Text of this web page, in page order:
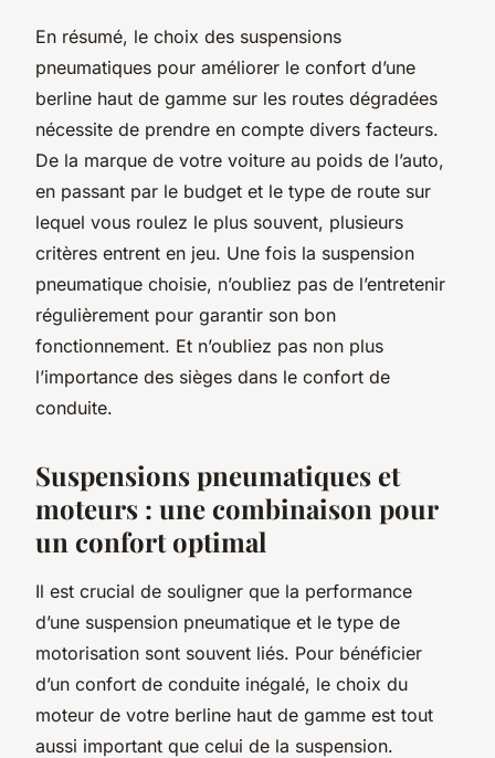
En résumé, le choix des suspensions
pneumatiques pour améliorer le confort d’une
berline haut de gamme sur les routes dégradées
nécessite de prendre en compte divers facteurs.
De la marque de votre voiture au poids de l’auto,
en passant par le budget et le type de route sur
lequel vous roulez le plus souvent, plusieurs
critères entrent en jeu. Une fois la suspension
pneumatique choisie, n’oubliez pas de l’entretenir
régulièrement pour garantir son bon
fonctionnement. Et n’oubliez pas non plus
l’importance des sièges dans le confort de
conduite.
Suspensions pneumatiques et
moteurs : une combinaison pour
un confort optimal
Il est crucial de souligner que la performance
d’une suspension pneumatique et le type de
motorisation sont souvent liés. Pour bénéficier
d’un confort de conduite inégalé, le choix du
moteur de votre berline haut de gamme est tout
aussi important que celui de la suspension.